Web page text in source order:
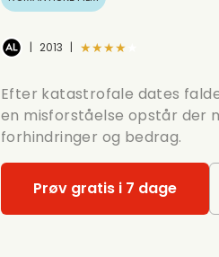
| 2013 | ★★★★★
Efter katastrofale dates
en misforståelse opstår der
forhindringer og bedrag.
Prøv gratis i 7 dage